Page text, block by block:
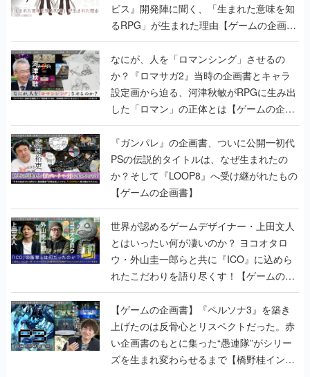
なにが、人を「ロマンシング」させるの
か？『ロマサガ2』当時の企画書とキャラ
設定画から迫る、河津秋敏がRPGに生み出
した「ロマン」の正体とは【ゲームの企画
書】
『ガンパレ』の企画書、ついに公開━初代
PSの伝説的タイトルは、なぜ生まれたの
か？そして『LOOP8』へ受け継がれたもの
【ゲームの企画書】
世界が認めるゲームデザイナー・上田文人
とはいったい何が凄いのか？ ヨコオタロ
ウ・外山圭一郎らと共に『ICO』に込めら
れたこだわりを語り尽くす！【ゲームの企
画書】
【ゲームの企画書】『ペルソナ3』を築き
上げたのは反骨心とリスペクトだった。赤
い企画書のもとに集った“愚連隊”がシリー
ズを生まれ変わらせるまで【橋野桂インタ
ビュー】
ゲームの企画書の記事一覧
若ゲのいたり〜ゲームクリエイターの青春〜